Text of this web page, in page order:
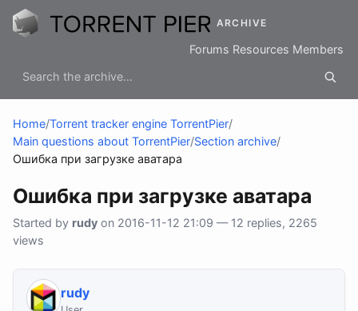
ARCHIVE
Forums Resources Members
Home/Torrent tracker engine TorrentPier/
Main questions about TorrentPier/Section archive/
Ошибка при загрузке аватара
Ошибка при загрузке аватара
Started by rudy on 2016-11-12 21:09 — 12 replies, 2265
views
rudy